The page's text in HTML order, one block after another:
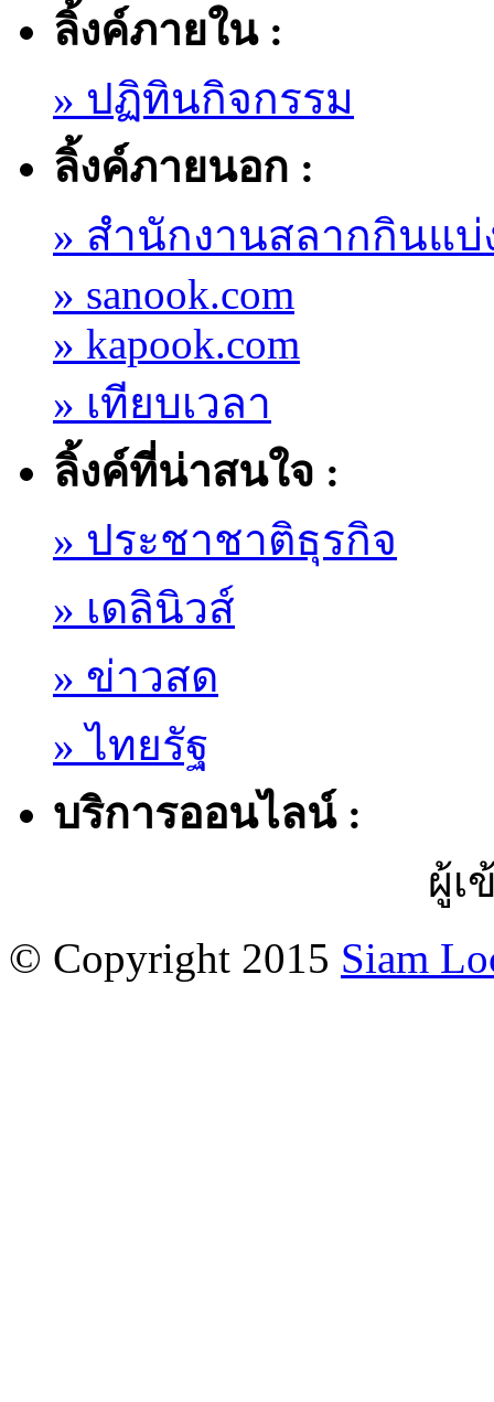
มหาสารคาม )
ลิ้งค์ภายใน :
» ปฏิทินกิจกรรม
ลิ้งค์ภายนอก :
» สำนักงานสลากกินแบ่
» sanook.com
» kapook.com
» เทียบเวลา
ลิ้งค์ที่น่าสนใจ :
» ประชาชาติธุรกิจ
» เดลินิวส์
» ข่าวสด
» ไทยรัฐ
บริการออนไลน์ :
ผู้เ
© Copyright 2015 Siam